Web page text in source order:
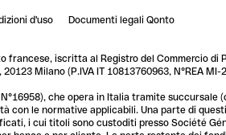
d'uso Documenti legali Qonto
francese, iscritta al Registro del Commercio di
Milano (P.IVA IT 10813760963, N°REA
che opera in Italia tramite
con le normative applicabili. Una parte di
i cui titoli sono custoditi presso Société